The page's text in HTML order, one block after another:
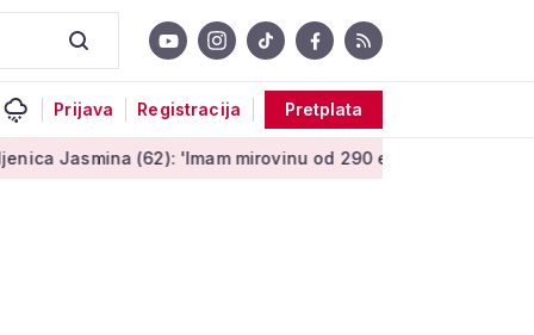
Prijava Registracija Pretplata
(62): 'Imam mirovinu od 290 eura, a dobijem i socijalnu